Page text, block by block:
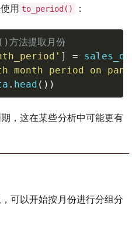
用 to_period() ：
法提取月份
] =
month period on
. head ( ) )
，这在某些分析中可能更有
可以开始按月份进行分组分